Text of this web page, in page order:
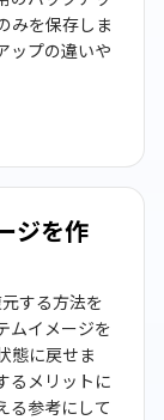
みを保存しま
ップの違いや
ジを作
する方法を
ムイメージを
態に戻せま
るメリットに
る参考にして